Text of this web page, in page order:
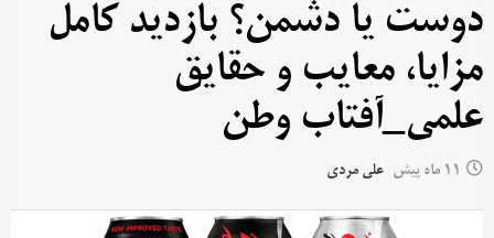
دوست یا دشمن؟ بازدید کامل
مزایا، معایب و حقایق
علمی_آفتاب وطن
11 ماه پیش علی مردی